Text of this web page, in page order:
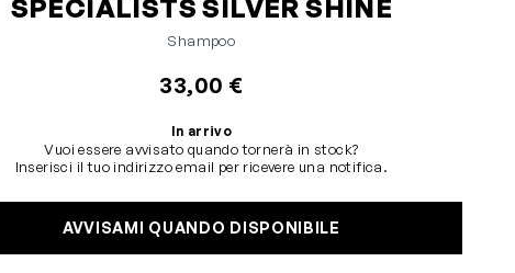
SPECIALISTS SILVER SHINE
Shampoo
33,00 €
In arrivo
Vuoi essere avvisato quando tornerà in stock?
Inserisci il tuo indirizzo email per ricevere una notifica.
AVVISAMI QUANDO DISPONIBILE